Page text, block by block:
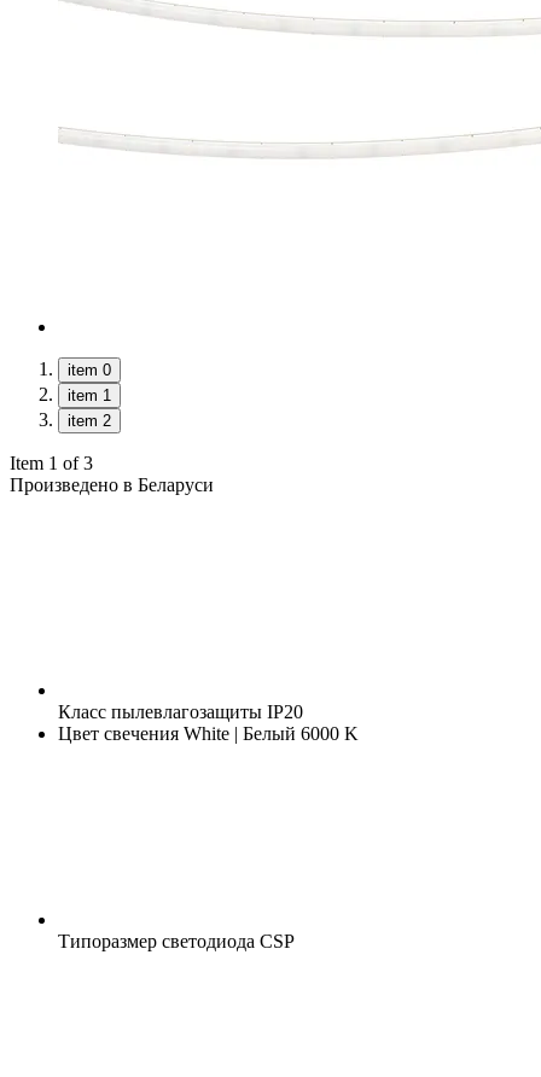
item 0
item 1
item 2
Item 1 of 3
Произведено в Беларуси
Класс пылевлагозащиты IP20
Цвет свечения White | Белый 6000 K
Типоразмер светодиода CSP